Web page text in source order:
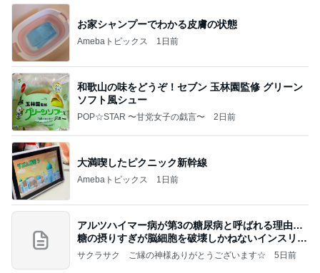
お家シャンプーでわかる皮膚の状態
Amebaトピックス 1日前
和歌山の味をどうぞ！セブン 玉林園監修 グリーン
ソフト風シュー
POP☆STAR 〜甘党女子の戯言〜 2日前
大満喫したピクニック新幹線
Amebaトピックス 1日前
アルツハイマー病が第3の糖尿病と呼ばれる理由…
糖の摂りすぎが脳細胞を破壊しかねないインスリン
の恐
サクラサク ご縁の神様ありがとうございます☆ 5日前